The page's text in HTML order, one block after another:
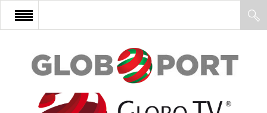
FŐOLDAL
AFRIKA